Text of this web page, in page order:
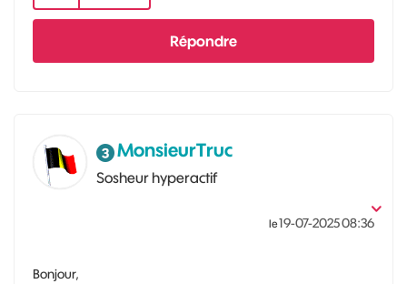
Répondre
MonsieurTruc
Sosheur hyperactif
le‎19-07-202508:36
Bonjour,